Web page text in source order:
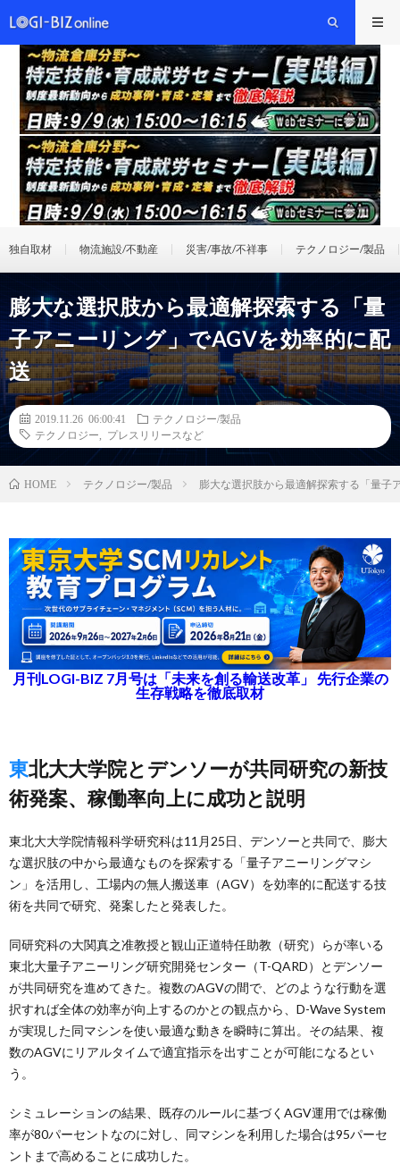
独自取材 物流施設/不動産 災害/事故/不祥事 テクノロジー/製品
膨大な選択肢から最適解探索する「量
子アニーリング」でAGVを効率的に配
送
2019.11.26 06:00:41
テクノロジー/製品
テクノロジー
プレスリリースなど
HOME テクノロジー/製品 膨大な選択肢から最適解探索する「量子
月刊LOGI-BIZ 7月号は「未来を創る輸送改革」 先行企業の
生存戦略を徹底取材
東北大大学院とデンソーが共同研究の新技
術発案、稼働率向上に成功と説明
東北大大学院情報科学研究科は11月25日、デンソーと共同で、膨大
な選択肢の中から最適なものを探索する「量子アニーリングマシ
ン」を活用し、工場内の無人搬送車（AGV）を効率的に配送する技
術を共同で研究、発案したと発表した。
同研究科の大関真之准教授と観山正道特任助教（研究）らが率いる
東北大量子アニーリング研究開発センター（T-QARD）とデンソー
が共同研究を進めてきた。複数のAGVの間で、どのような行動を選
択すれば全体の効率が向上するのかとの観点から、D-Wave System
が実現した同マシンを使い最適な動きを瞬時に算出。その結果、複
数のAGVにリアルタイムで適宜指示を出すことが可能になるとい
う。
シミュレーションの結果、既存のルールに基づくAGV運用では稼働
率が80パーセントなのに対し、同マシンを利用した場合は95パーセ
ントまで高めることに成功した。